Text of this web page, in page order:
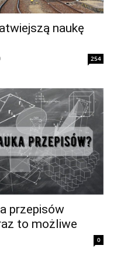
naukę
254
przepisów
to możliwe
0